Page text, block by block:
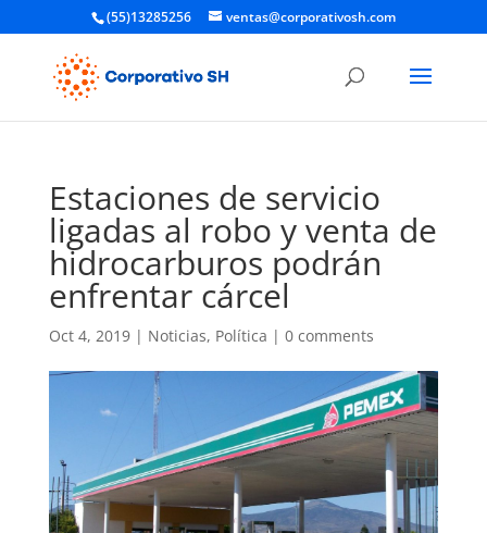
(55)13285256 ventas@corporativosh.com
Estaciones de servicio
ligadas al robo y venta de
hidrocarburos podrán
enfrentar cárcel
Oct 4, 2019| Noticias, Política | 0 comments